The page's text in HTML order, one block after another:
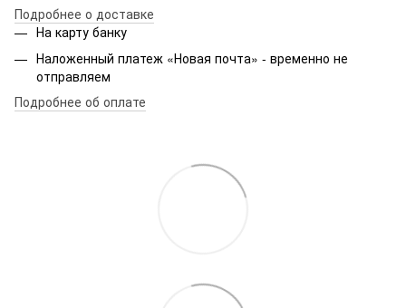
Подробнее о доставке
На карту банку
Наложенный платеж «Новая почта» - временно не
отправляем
Подробнее об оплате